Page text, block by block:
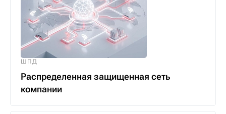
ШПД
Распределенная защищенная сеть
компании